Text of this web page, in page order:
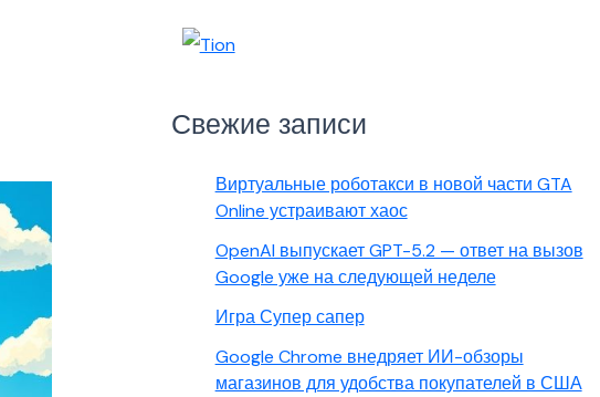
Свежие записи
Виртуальные роботакси в новой части GTA
Online устраивают хаос
OpenAI выпускает GPT-5.2 — ответ на вызов
Google уже на следующей неделе
Игра Супер сапер
Google Chrome внедряет ИИ-обзоры
магазинов для удобства покупателей в США